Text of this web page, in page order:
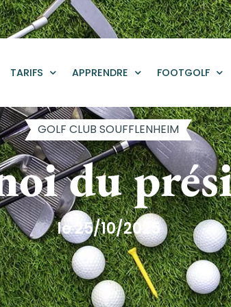
TARIFS APPRENDRE FOOTGOLF
GOLF CLUB SOUFFLENHEIM
du
le 25/10/2025